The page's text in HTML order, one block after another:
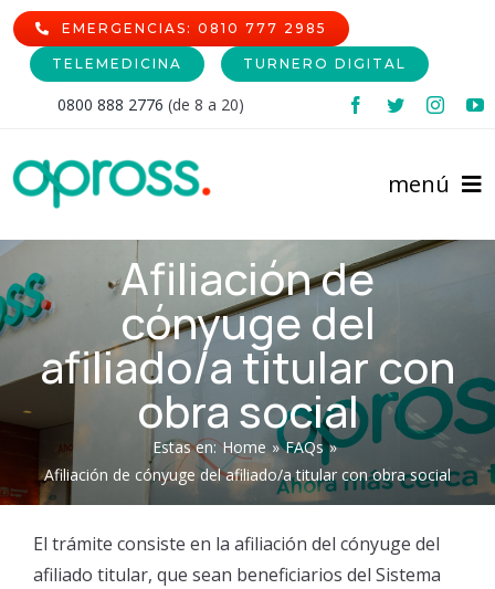
Skip
to
content
EMERGENCIAS: 0810 777 2985
TELEMEDICINA TURNERO DIGITAL
0800 888 2776 (de 8 a 20)
menú
Comunidad Afiliada
Afiliaciones
Cartilla de Prestadores
Coseguros
Tutoriales
Prestadores
Nomencladores
Formularios
Sistema de Validación
Institucional
Acerca de APROSS
Información de interés
PORTAL DE AUTOGESTIÓN
Afiliación de
cónyuge del
afiliado/a titular con
obra social
Estas en: Home » FAQs »
Afiliación de cónyuge del afiliado/a titular con obra social
El trámite consiste en la afiliación del cónyuge del
afiliado titular, que sean beneficiarios del Sistema